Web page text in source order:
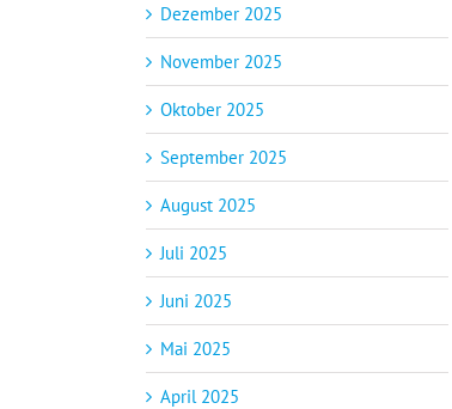
Dezember 2025
November 2025
Oktober 2025
September 2025
August 2025
Juli 2025
Juni 2025
Mai 2025
April 2025